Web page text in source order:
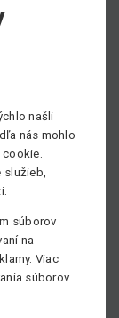
výšku 26
SA 26
našli
nás mohlo
súborov
na
Viac
súborov